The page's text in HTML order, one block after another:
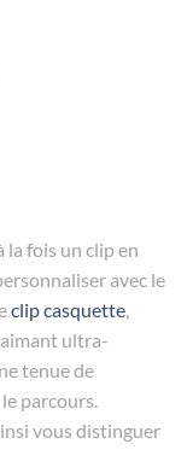
la fois un clip en
avec le
clip casquette
aimant ultra-
tenue de
parcours.
vous distinguer